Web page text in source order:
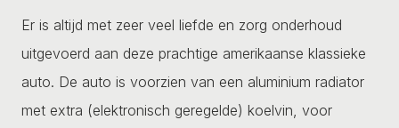
Er is altijd met zeer veel liefde en zorg onderhoud
uitgevoerd aan deze prachtige amerikaanse klassieke
auto. De auto is voorzien van een aluminium radiator
met extra (elektronisch geregelde) koelvin, voor